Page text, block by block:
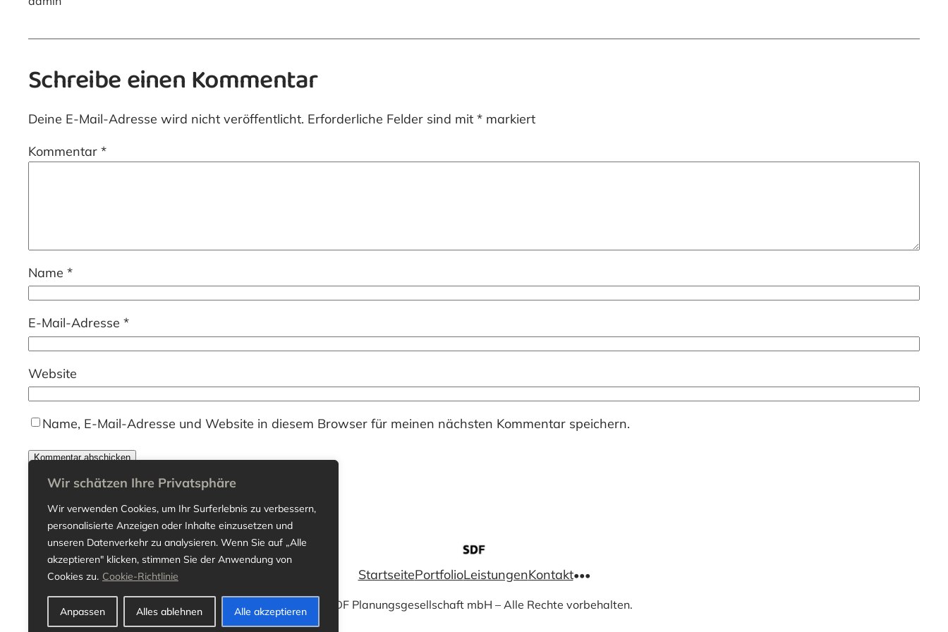
Wir schätzen Ihre Privatsphäre
Wir verwenden Cookies, um Ihr Surferlebnis zu verbessern,
personalisierte Anzeigen oder Inhalte einzusetzen und
unseren Datenverkehr zu analysieren. Wenn Sie auf „Alle
akzeptieren" klicken, stimmen Sie der Anwendung von
Cookies zu. Cookie-Richtlinie
Anpassen Alles ablehnen Alle akzeptieren
Schreibe einen Kommentar
Deine E-Mail-Adresse wird nicht veröffentlicht. Erforderliche Felder sind mit * markiert
Kommentar *
Name *
E-Mail-Adresse *
Website
Name, E-Mail-Adresse und Website in diesem Browser für meinen nächsten Kommentar speichern.
StartseitePortfolioLeistungenKontakt•••
© SDF Planungsgesellschaft mbH – Alle Rechte vorbehalten.